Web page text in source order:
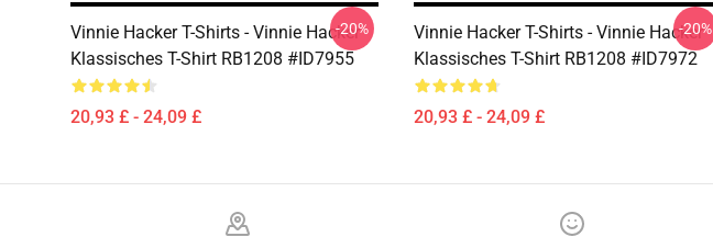
Vinnie Hacker T-Shirts - Vinnie Hacker
Klassisches T-Shirt RB1208 #ID7955
20,93 £ - 24,09 £
-20%
Vinnie Hacker T-Shirts - Vinnie Hacker
Klassisches T-Shirt RB1208 #ID7972
20,93 £ - 24,09 £
-20%